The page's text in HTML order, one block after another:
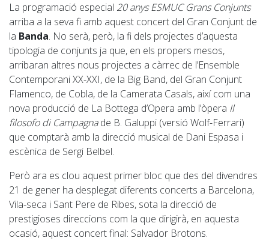
La programació especial 20 anys ESMUC Grans Conjunts
arriba a la seva fi amb aquest concert del Gran Conjunt de
la Banda. No serà, però, la fi dels projectes d’aquesta
tipologia de conjunts ja que, en els propers mesos,
arribaran altres nous projectes a càrrec de l’Ensemble
Contemporani XX-XXI, de la Big Band, del Gran Conjunt
Flamenco, de Cobla, de la Camerata Casals, així com una
nova producció de La Bottega d’Opera amb l’òpera Il
filosofo di Campagnade B. Galuppi (versió Wolf-Ferrari)
que comptarà amb la direcció musical de Dani Espasa i
escènica de Sergi Belbel.
Però ara es clou aquest primer bloc que des del divendres
21 de gener ha desplegat diferents concerts a Barcelona,
Vila-seca i Sant Pere de Ribes, sota la direcció de
prestigioses direccions com la que dirigirà, en aquesta
ocasió, aquest concert final: Salvador Brotons.